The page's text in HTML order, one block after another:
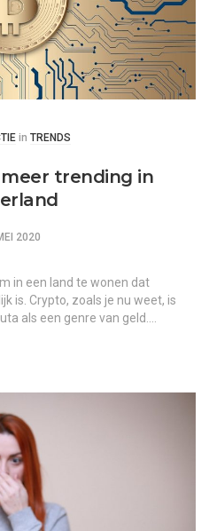
Posted
in TRENDS
trending in
2020
in een land te wonen dat
is. Crypto, zoals je nu weet, is
als een genre van geld….